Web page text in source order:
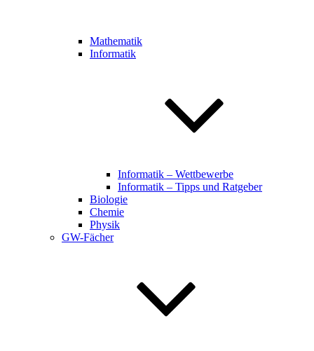
Mathematik
Informatik
Informatik – Wettbewerbe
Informatik – Tipps und Ratgeber
Biologie
Chemie
Physik
GW-Fächer